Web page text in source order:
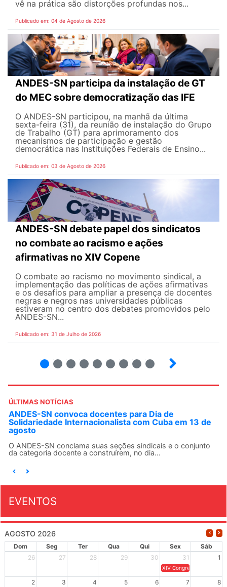
vê na prática são distorções profundas nos...
Publicado em: 04 de Agosto de 2026
ANDES-SN participa da instalação de GT
do MEC sobre democratização das IFE
O ANDES-SN participou, na manhã da última
sexta-feira (31), da reunião de instalação do Grupo
de Trabalho (GT) para aprimoramento dos
mecanismos de participação e gestão
democrática nas Instituições Federais de Ensino...
Publicado em: 03 de Agosto de 2026
ANDES-SN debate papel dos sindicatos
no combate ao racismo e ações
afirmativas no XIV Copene
O combate ao racismo no movimento sindical, a
implementação das políticas de ações afirmativas
e os desafios para ampliar a presença de docentes
negras e negros nas universidades públicas
estiveram no centro dos debates promovidos pelo
ANDES-SN...
Publicado em: 31 de Julho de 2026
ÚLTIMAS NOTÍCIAS
ANDES-SN convoca docentes para Dia de
Solidariedade Internacionalista com Cuba em 13 de
agosto
O ANDES-SN conclama suas seções sindicais e o conjunto
da categoria docente a construírem, no dia...
EVENTOS
AGOSTO 2026
Dom Seg Ter Qua Qui Sex
Sáb
26
27 28 29 30 31 1
XIV Congresso Brasileiro
2 3 4 5 6 7 8